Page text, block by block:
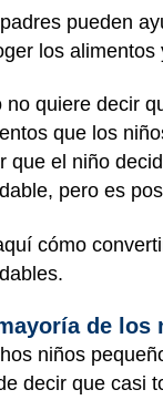
pueden
los alimentos
no quiere decir
que los
que el niño
pero es
cómo
de los
niños
decir que casi